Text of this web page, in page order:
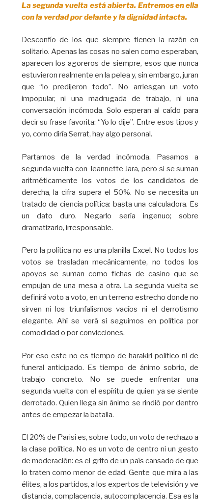
La segunda vuelta está abierta. Entremos en ella
con la verdad por delante y la dignidad intacta.
Desconfío de los que siempre tienen la razón en
solitario. Apenas las cosas no salen como esperaban,
aparecen los agoreros de siempre, esos que nunca
estuvieron realmente en la pelea y, sin embargo, juran
que “lo predijeron todo”. No arriesgan un voto
impopular, ni una madrugada de trabajo, ni una
conversación incómoda. Solo esperan al caído para
decir su frase favorita: “Yo lo dije”. Entre esos tipos y
yo, como diría Serrat, hay algo personal.
Partamos de la verdad incómoda. Pasamos a
segunda vuelta con Jeannette Jara, pero si se suman
aritméticamente los votos de los candidatos de
derecha, la cifra supera el 50%. No se necesita un
tratado de ciencia política: basta una calculadora. Es
un dato duro. Negarlo sería ingenuo; sobre
dramatizarlo, irresponsable.
Pero la política no es una planilla Excel. No todos los
votos se trasladan mecánicamente, no todos los
apoyos se suman como fichas de casino que se
empujan de una mesa a otra. La segunda vuelta se
definirá voto a voto, en un terreno estrecho donde no
sirven ni los triunfalismos vacíos ni el derrotismo
elegante. Ahí se verá si seguimos en política por
comodidad o por convicciones.
Por eso este no es tiempo de harakiri político ni de
funeral anticipado. Es tiempo de ánimo sobrio, de
trabajo concreto. No se puede enfrentar una
segunda vuelta con el espíritu de quien ya se siente
derrotado. Quien llega sin ánimo se rindió por dentro
antes de empezar la batalla.
El 20% de Parisi es, sobre todo, un voto de rechazo a
la clase política. No es un voto de centro ni un gesto
de moderación: es el grito de un país cansado de que
lo traten como menor de edad. Gente que mira a las
élites, a los partidos, a los expertos de televisión y ve
distancia, complacencia, autocomplacencia. Esa es la